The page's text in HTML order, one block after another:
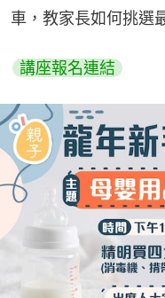
車，教家長如何挑選
講座報名連結